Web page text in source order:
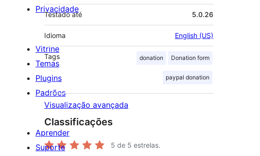
Testado até 5.0.26
Idioma English (US)
Tags donation Donation form
paypal donation
Visualização avançada
Classificações
5 de 5 estrelas.
Privacidade
Vitrine
Temas
Plugins
Padrões
Aprender
Suporte